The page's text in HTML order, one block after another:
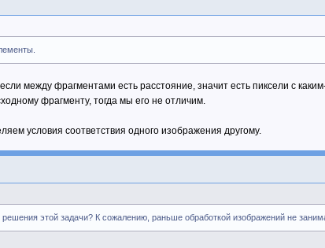
между фрагментами есть расстояние, значит есть пиксели с
фрагменту, тогда мы его не отличим.
условия соответствия одного изображения другому.
этой задачи? К сожалению, раньше обработкой изображений не